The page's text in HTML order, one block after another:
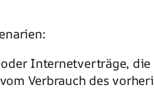
Internetverträge,
Verbrauch des